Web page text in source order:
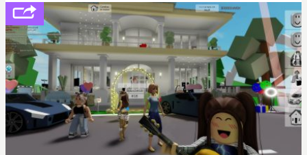
société privée, l'éditeur n'aura bientôt plus
l'obligation de publier ses bilans. Encore une
victoire pour la transparence.P.